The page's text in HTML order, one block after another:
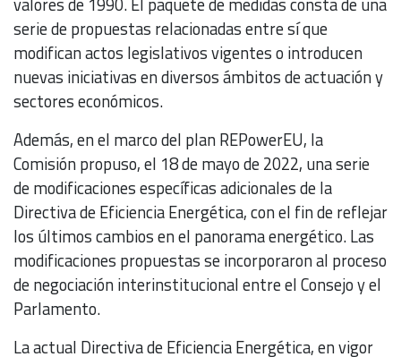
serie de propuestas relacionadas entre sí que
modifican actos legislativos vigentes o introducen
nuevas iniciativas en diversos ámbitos de actuación y
sectores económicos.
Además, en el marco del plan REPowerEU, la
Comisión propuso, el 18 de mayo de 2022, una serie
de modificaciones específicas adicionales de la
Directiva de Eficiencia Energética, con el fin de reflejar
los últimos cambios en el panorama energético. Las
modificaciones propuestas se incorporaron al proceso
de negociación interinstitucional entre el Consejo y el
Parlamento.
La actual Directiva de Eficiencia Energética, en vigor